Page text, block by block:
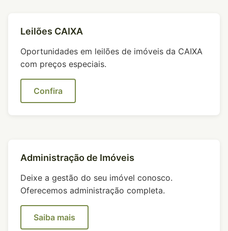
Leilões CAIXA
Oportunidades em leilões de imóveis da CAIXA
com preços especiais.
Confira
Administração de Imóveis
Deixe a gestão do seu imóvel conosco.
Oferecemos administração completa.
Saiba mais